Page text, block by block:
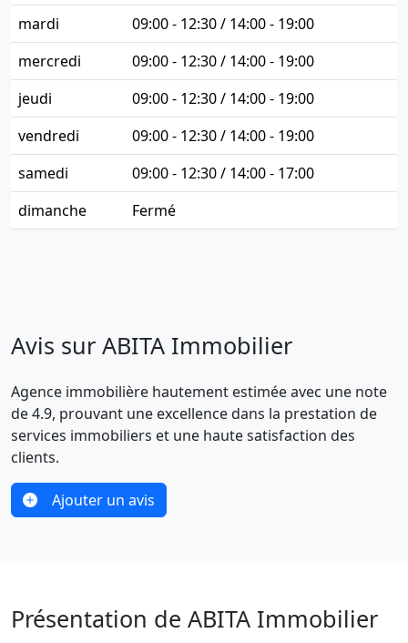
mardi
09:00 - 12:30 / 14:00 - 19:00
mercredi
09:00 - 12:30 / 14:00 - 19:00
jeudi
09:00 - 12:30 / 14:00 - 19:00
vendredi
09:00 - 12:30 / 14:00 - 19:00
samedi
09:00 - 12:30 / 14:00 - 17:00
dimanche
Fermé
Avis sur ABITA Immobilier
Agence immobilière hautement estimée avec une note
de 4.9, prouvant une excellence dans la prestation de
services immobiliers et une haute satisfaction des
clients.
Ajouter un avis
Présentation de ABITA Immobilier